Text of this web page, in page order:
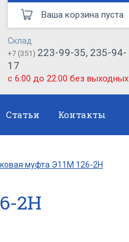
Склад
+7 (351) 223-99-35, 235-94-
17
с 6:00 до 22:00 без выходных
Ваша корзина пуста
Статьи Контакты
муфта Э11М 126-2Н
2Н